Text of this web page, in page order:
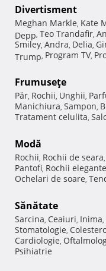
Divertisment
Meghan Markle, Kate
Depp, Teo Trandafir,
Smiley, Andra, Delia,
Trump, Program TV,
Frumuseţe
Păr, Rochii, Unghii,
Manichiura, Sampon,
Tratament celulita,
Modă
Rochii, Rochii de seara,
Pantofi, Rochii elegante
Ochelari de soare,
Sănătate
Sarcina, Ceaiuri, Inima,
Stomatologie,
Cardiologie,
Psihiatrie